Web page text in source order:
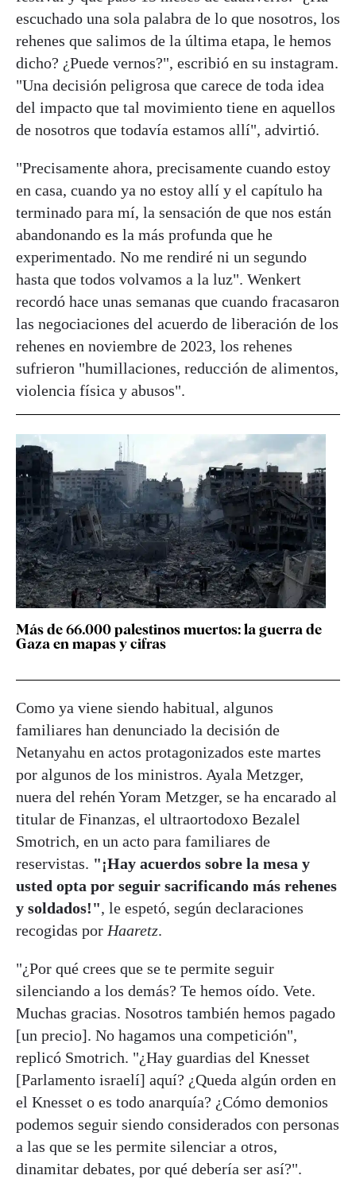
escuchado una sola palabra de lo que nosotros, los
rehenes que salimos de la última etapa, le hemos
dicho? ¿Puede vernos?", escribió en su instagram.
"Una decisión peligrosa que carece de toda idea
del impacto que tal movimiento tiene en aquellos
de nosotros que todavía estamos allí", advirtió.
"Precisamente ahora, precisamente cuando estoy
en casa, cuando ya no estoy allí y el capítulo ha
terminado para mí, la sensación de que nos están
abandonando es la más profunda que he
experimentado. No me rendiré ni un segundo
hasta que todos volvamos a la luz". Wenkert
recordó hace unas semanas que cuando fracasaron
las negociaciones del acuerdo de liberación de los
rehenes en noviembre de 2023, los rehenes
sufrieron "humillaciones, reducción de alimentos,
violencia física y abusos".
Más de 66.000 palestinos muertos: la guerra de
Gaza en mapas y cifras
Como ya viene siendo habitual, algunos
familiares han denunciado la decisión de
Netanyahu en actos protagonizados este martes
por algunos de los ministros. Ayala Metzger,
nuera del rehén Yoram Metzger, se ha encarado al
titular de Finanzas, el ultraortodoxo Bezalel
Smotrich, en un acto para familiares de
reservistas. "¡Hay acuerdos sobre la mesa y
usted opta por seguir sacrificando más rehenes
y soldados!", le espetó, según declaraciones
recogidas por Haaretz.
"¿Por qué crees que se te permite seguir
silenciando a los demás? Te hemos oído. Vete.
Muchas gracias. Nosotros también hemos pagado
[un precio]. No hagamos una competición",
replicó Smotrich. "¿Hay guardias del Knesset
[Parlamento israelí] aquí? ¿Queda algún orden en
el Knesset o es todo anarquía? ¿Cómo demonios
podemos seguir siendo considerados con personas
a las que se les permite silenciar a otros,
dinamitar debates, por qué debería ser así?".